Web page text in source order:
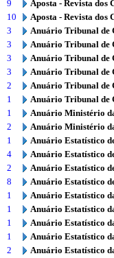
9
Aposta - Revista dos
10
Aposta - Revista dos
3
Anuário Tribunal de
3
Anuário Tribunal de
3
Anuário Tribunal de
3
Anuário Tribunal de
2
Anuário Tribunal de
1
Anuário Tribunal de
1
Anuário Ministério
2
Anuário Ministério
1
Anuário Estatístico
4
Anuário Estatístico
2
Anuário Estatístico
8
Anuário Estatístico
1
Anuário Estatístico
1
Anuário Estatístico
1
Anuário Estatístico
1
Anuário Estatístico
2
Anuário Estatístico